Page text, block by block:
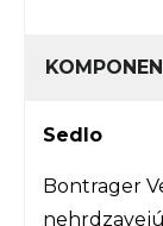
Sedlo
Bontrager